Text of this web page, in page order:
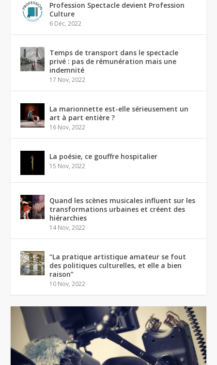
Profession Spectacle devient Profession
Culture
6 Déc, 2022
Temps de transport dans le spectacle
privé : pas de rémunération mais une
indemnité
17 Nov, 2022
La marionnette est-elle sérieusement un
art à part entière ?
16 Nov, 2022
La poésie, ce gouffre hospitalier
15 Nov, 2022
Quand les scènes musicales influent sur les
transformations urbaines et créent des
hiérarchies
14 Nov, 2022
“La pratique artistique amateur se fout
des politiques culturelles, et elle a bien
raison”
10 Nov, 2022